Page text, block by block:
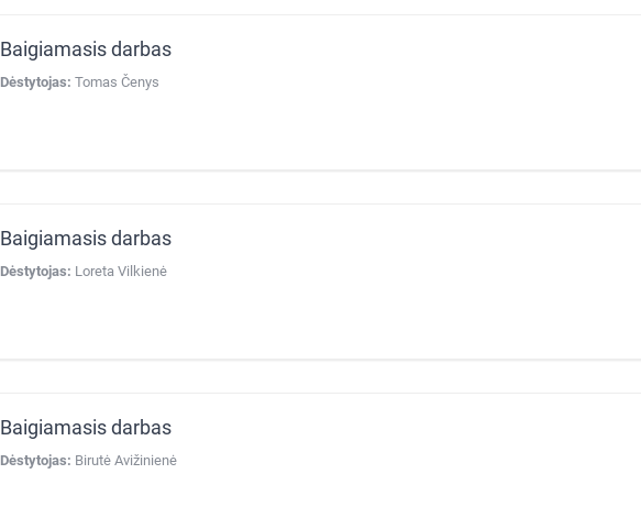
Baigiamasis darbas
Dėstytojas: Tomas Čenys
Baigiamasis darbas
Dėstytojas: Loreta Vilkienė
Baigiamasis darbas
Dėstytojas: Birutė Avižinienė